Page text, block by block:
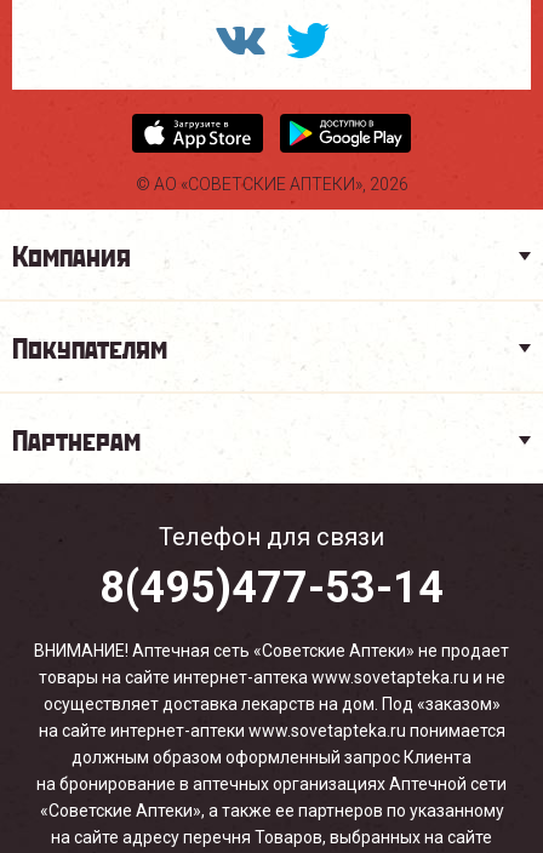
© АО «СОВЕТСКИЕ АПТЕКИ», 2026
Компания
Покупателям
Партнерам
Телефон для связи
8(495)477-53-14
ВНИМАНИЕ! Аптечная сеть «Советские Аптеки» не продает
товары на сайте интернет-аптека www.sovetapteka.ru и не
осуществляет доставка лекарств на дом. Под «заказом»
на сайте интернет-аптеки www.sovetapteka.ru понимается
должным образом оформленный запрос Клиента
на бронирование в аптечных организациях Аптечной сети
«Советские Аптеки», а также ее партнеров по указанному
на сайте адресу перечня Товаров, выбранных на сайте